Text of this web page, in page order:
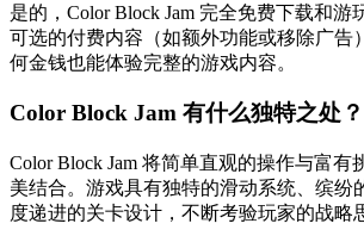
是的，Color Block Jam 完全免费下载和游
可选的付费内容（如额外功能或移除广告
何金钱也能体验完整的游戏内容。
Color Block Jam 有什么独特之处？
Color Block Jam 将简单直观的操作与富有
美结合。游戏具有独特的滑动系统、缤纷
度递进的关卡设计，不断考验玩家的战略